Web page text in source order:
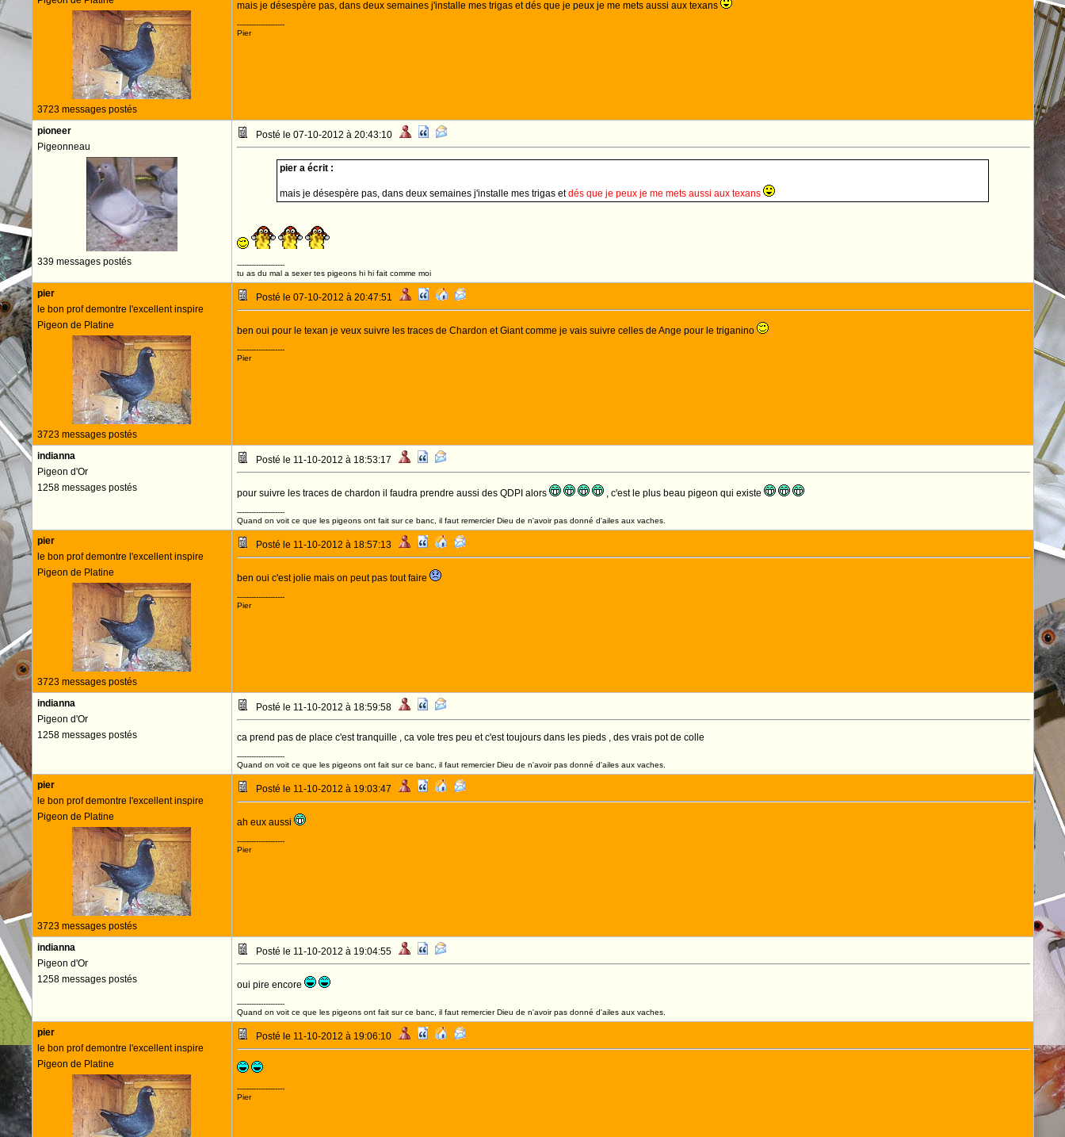
3723 messages postés
mais je désespère pas, dans deux semaines j'installe mes trigas et dés que je peux je me mets aussi aux texans
--------------------
Pier
pioneer
Pigeonneau
339 messages postés
Posté le 07-10-2012 à 20:43:10
pier a écrit :
mais je désespère pas, dans deux semaines j'installe mes trigas etdés que je peux je me mets aussi aux texans
--------------------
tu as du mal a sexer tes pigeons hi hi fait comme moi
pier
le bon prof demontre l'excellent inspire
Pigeon de Platine
3723 messages postés
Posté le 07-10-2012 à 20:47:51
ben oui pour le texan je veux suivre les traces de Chardon et Giant comme je vais suivre celles de Ange pour le triganino
--------------------
Pier
indianna
Pigeon d'Or
1258 messages postés
Posté le 11-10-2012 à 18:53:17
pour suivre les traces de chardon il faudra prendre aussi des QDPI alors , c'est le plus beau pigeon qui existe
--------------------
Quand on voit ce que les pigeons ont fait sur ce banc, il faut remercier Dieu de n'avoir pas donné d'ailes aux vaches.
pier
le bon prof demontre l'excellent inspire
Pigeon de Platine
3723 messages postés
Posté le 11-10-2012 à 18:57:13
ben oui c'est jolie mais on peut pas tout faire
--------------------
Pier
indianna
Pigeon d'Or
1258 messages postés
Posté le 11-10-2012 à 18:59:58
ca prend pas de place c'est tranquille , ca vole tres peu et c'est toujours dans les pieds , des vrais pot de colle
--------------------
Quand on voit ce que les pigeons ont fait sur ce banc, il faut remercier Dieu de n'avoir pas donné d'ailes aux vaches.
pier
le bon prof demontre l'excellent inspire
Pigeon de Platine
3723 messages postés
Posté le 11-10-2012 à 19:03:47
ah eux aussi
--------------------
Pier
indianna
Pigeon d'Or
1258 messages postés
Posté le 11-10-2012 à 19:04:55
oui pire encore
--------------------
Quand on voit ce que les pigeons ont fait sur ce banc, il faut remercier Dieu de n'avoir pas donné d'ailes aux vaches.
pier
le bon prof demontre l'excellent inspire
Pigeon de Platine
Posté le 11-10-2012 à 19:06:10
--------------------
Pier